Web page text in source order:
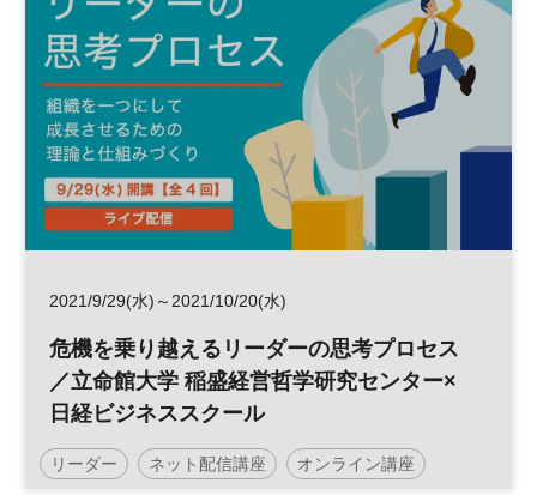
2021/9/29(水)～2021/10/20(水)
危機を乗り越えるリーダーの思考プロセス
／立命館大学 稲盛経営哲学研究センター×
日経ビジネススクール
リーダー ネット配信講座 オンライン講座